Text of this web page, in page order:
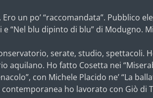
un po’ “raccomandata”. Pubblico
“Nel blu dipinto di blu” di Modugno.
serate, studio, spettacoli.
aquilano. Ho fatto Cosetta nei
con Michele Placido ne’ “La
ho lavorato con Giò di